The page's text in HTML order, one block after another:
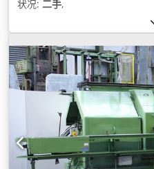
状况: 二手,